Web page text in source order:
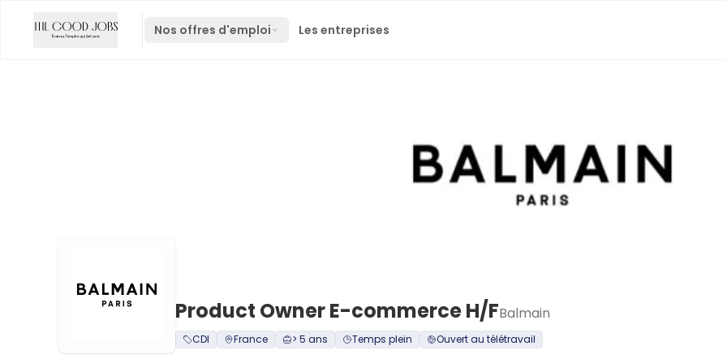
Nos offres d'emploi Les entreprises
Product Owner E-commerce H/FBalmain
CDI France > 5 ans Temps plein Ouvert au télétravail